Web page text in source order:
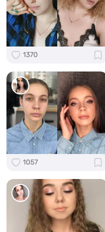
1370
1057